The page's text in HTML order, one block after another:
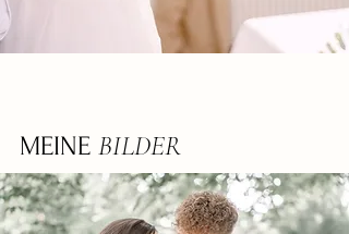
MEINE BILDER